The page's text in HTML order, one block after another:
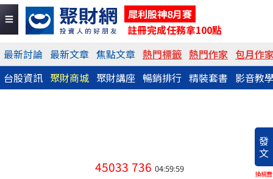
犀利股神8月賽
註冊完成任務拿100點
最新討論 最新文章 焦點文章 熱門標籤 熱門作家 包月作
台股資訊 聚財商城 聚財講座 暢銷排行 精裝套書 影音教
發
文
換稿費
45033 736 04:59:59